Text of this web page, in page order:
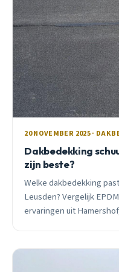
20 NOVEMBER 2025 ·
Dakbedekking
zijn beste?
Welke dakbedekking
Leusden? Vergelijk
ervaringen uit